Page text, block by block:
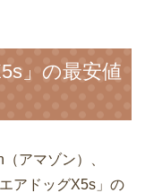
」の最安値
アマゾン）、
アドッグX5s」の